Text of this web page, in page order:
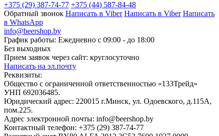
+375 (29) 387-74-77 +375 (44) 587-84-48
Обратный звонок Написать в Viber Написать в Viber Написать
в WhatsApp
info@beershop.by
График работы: Ежедневно с 09:00 - до 18:00
Без выходных
Прием заявок через сайт: круглосуточно
Написать на эл.почту
Реквизиты:
Общество с ограниченной ответственностью «133Трейд»
УНП 692036485​.
Юридический адрес: 220015 г.Минск, ул. Одоевского, д.115А,
пом.225.
Адрес электронной почты: info@beershop.by
Контактный телефон: +375 (29) 387-74-77